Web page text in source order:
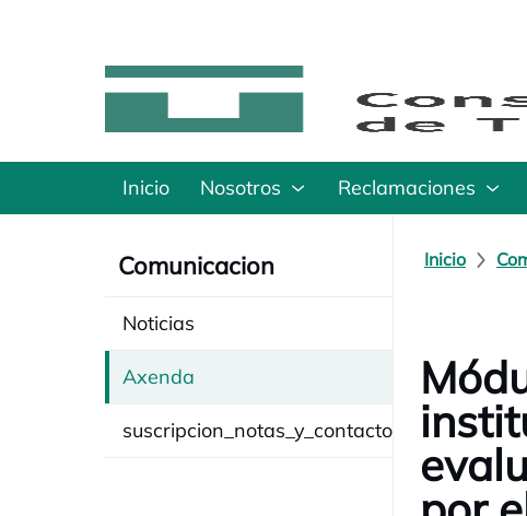
Inicio Nosotros Reclamaciones
Comunicacion
Noticias
Axenda
suscripcion_notas_y_contacto
Inicio